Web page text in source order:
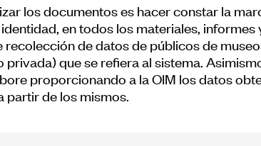
los documentos es hacer constar la
en todos los materiales,
recolección de datos de públicos de
privada) que se refiera al sistema.
proporcionando a la OIM los datos
partir de los mismos.